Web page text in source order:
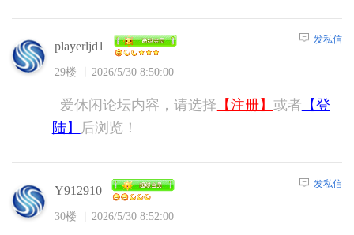
playerljd1
29楼 2026/5/30 8:50:00
发私信
爱休闲论坛内容，请选择 【注册】 或者 【登
陆】
后浏览！
Y912910
30楼 2026/5/30 8:52:00
发私信